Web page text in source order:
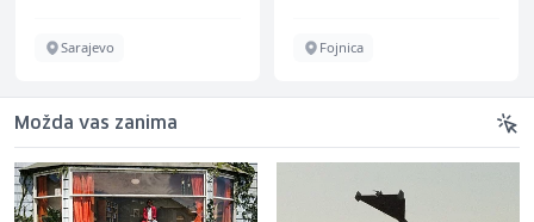
Sarajevo Fojnica
Možda vas zanima